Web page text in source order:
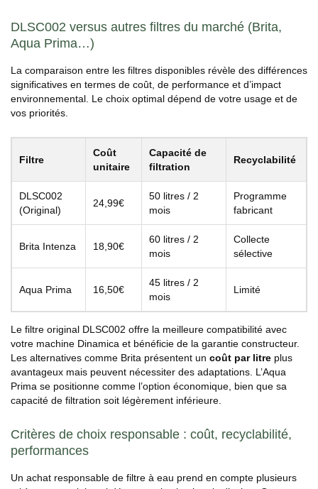
DLSC002 versus autres filtres du marché (Brita,
Aqua Prima…)
La comparaison entre les filtres disponibles révèle des différences
significatives en termes de coût, de performance et d’impact
environnemental. Le choix optimal dépend de votre usage et de
vos priorités.
Filtre
Coût
unitaire
Capacité de
filtration
Recyclabilité
DLSC002
(Original)
24,99€
50 litres / 2
mois
Programme
fabricant
Brita Intenza 18,90€
60 litres / 2
mois
Collecte
sélective
Aqua Prima 16,50€
45 litres / 2
mois
Limité
Le filtre original DLSC002 offre la meilleure compatibilité avec
votre machine Dinamica et bénéficie de la garantie constructeur.
Les alternatives comme Brita présentent un coût par litre plus
avantageux mais peuvent nécessiter des adaptations. L’Aqua
Prima se positionne comme l’option économique, bien que sa
capacité de filtration soit légèrement inférieure.
Critères de choix responsable : coût, recyclabilité,
performances
Un achat responsable de filtre à eau prend en compte plusieurs